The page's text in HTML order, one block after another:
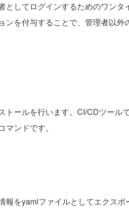
としてログインするためのワンタ
ンを付与することで、管理者以外
トールを行います。CI/CDツール
ンドです。
報をyamlファイルとしてエクス